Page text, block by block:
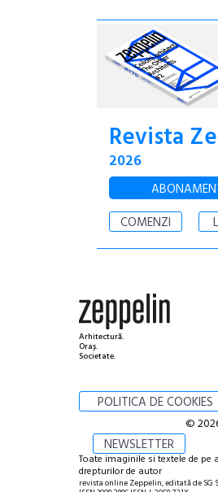
Revista
2026
COMENZI
Arhitectură.
Oraș.
Societate.
POLITICA DE COOKIES
NEWSLETTER
©
Toate imaginile si textele de pe
drepturilor de autor
revista online Zeppelin, editată de SG